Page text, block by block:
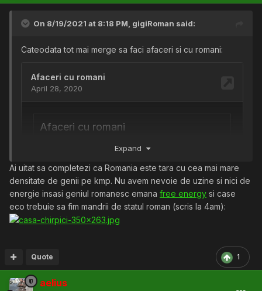
On 8/19/2021 at 8:18 PM, gigiRoman said:
Cateodata tot mai merge sa faci afaceri si cu romani:
La plus putem adauga faptul ca romania e doar o tara de
tranzit pentru migranti. Criminalitatea nu e atat de mare.
In ultimii ani am strabatut ceva din Romania, s-au facut
investitii. Inclusiv un spital nou la Mioveni.
Expand
Ai uitat sa completezi ca Romania este tara cu cea mai mare
densitate de genii pe kmp. Nu avem nevoie de uzine si nici de
energie insasi geniul romanesc emana free energy si case
eco trebuie sa fim mandrii de statul roman (scris la 4am):
1
Quote
aelius